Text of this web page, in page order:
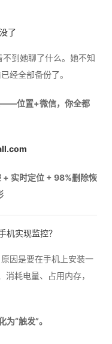
了
到她聊了什么。她不知
经全部备份了。
——位置+微信，你全都
实时定位 + 98%删除恢
机实现监控？
因是要在手机上安装一
耗电量、占用内存，
“触发”。